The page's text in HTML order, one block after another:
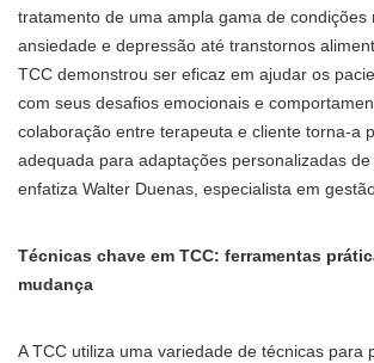
tratamento de uma ampla gama de condições
ansiedade e depressão até transtornos
TCC demonstrou ser eficaz em ajudar os
com seus desafios emocionais e
colaboração entre terapeuta e cliente torna-a
adequada para adaptações personalizadas
enfatiza Walter Duenas, especialista em
Técnicas chave em TCC: ferramentas
mudança
A TCC utiliza uma variedade de técnicas para